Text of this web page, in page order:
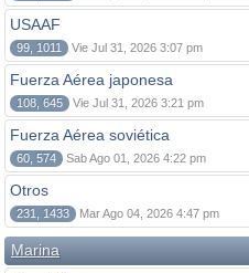
USAAF
99, 1011 Vie Jul 31, 2026 3:07 pm
Fuerza Aérea japonesa
108, 645 Vie Jul 31, 2026 3:21 pm
Fuerza Aérea soviética
60, 574 Sab Ago 01, 2026 4:22 pm
Otros
231, 1433 Mar Ago 04, 2026 4:47 pm
Marina